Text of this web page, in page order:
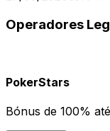
Operadores
PokerStars
Bónus de 100%